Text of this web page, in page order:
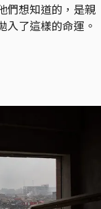
們想知道的，是親
入了這樣的命運。